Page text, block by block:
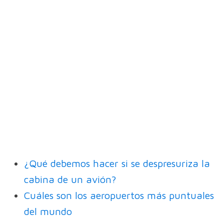
¿Qué debemos hacer si se despresuriza la
cabina de un avión?
Cuáles son los aeropuertos más puntuales
del mundo